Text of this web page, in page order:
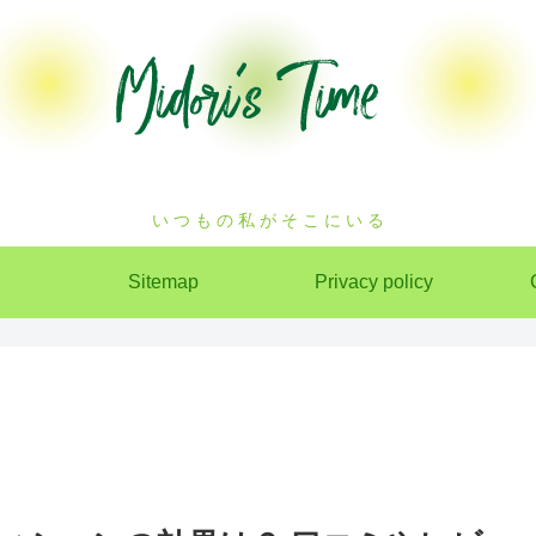
い つ も の 私 が そ こ に い る
Sitemap Privacy policy